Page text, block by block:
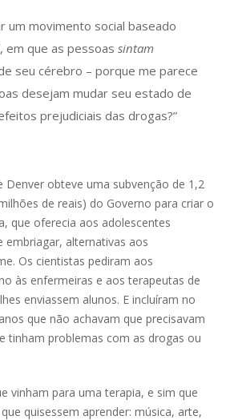
um movimento social baseado
, em que as pessoas sintam
seu cérebro – porque me parece
desejam mudar seu estado de
prejudiciais das drogas?”
Denver obteve uma subvenção de 1,2
de reais) do Governo para criar o
que oferecia aos adolescentes
embriagar, alternativas aos
Os cientistas pediram aos
às enfermeiras e aos terapeutas de
enviassem alunos. E incluíram no
que não achavam que precisavam
tinham problemas com as drogas ou
vinham para uma terapia, e sim que
quisessem aprender: música, arte,